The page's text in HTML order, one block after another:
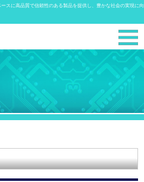
スに高品質で信頼性のある製品を提供し、豊かな社会の実現に向